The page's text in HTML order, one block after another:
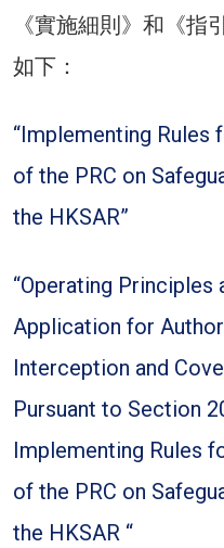
《實施細則》和《指
如下：
“Implementing
of the PRC on
the HKSAR”
“Operating Principles
Application for
Interception and
Pursuant to Section
Implementing Rules
of the PRC on
the HKSAR “